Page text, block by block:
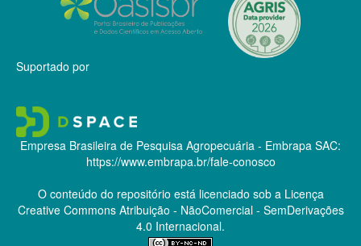
Suportado por
Empresa Brasileira de Pesquisa Agropecuária - Embrapa SAC:
https://www.embrapa.br/fale-conosco
O conteúdo do repositório está licenciado sob a Licença
Creative CommonsAtribuição - NãoComercial - SemDerivações
4.0 Internacional.